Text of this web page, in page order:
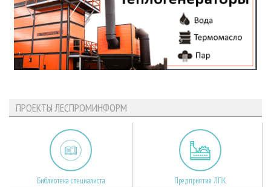
ПРОЕКТЫ ЛЕСПРОМИНФОРМ
Библиотека специалиста Предприятия ЛПК